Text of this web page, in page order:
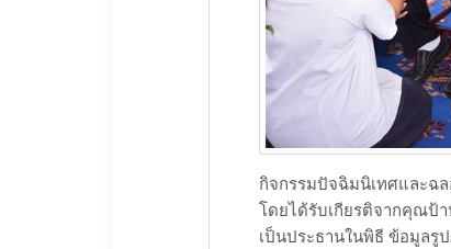
กิจกรรมปัจฉิมนิเทศและฉล
โดยได้รับเกียรติจากคุณป้
เป็นประธานในพิธี ​ข้อมูลรู